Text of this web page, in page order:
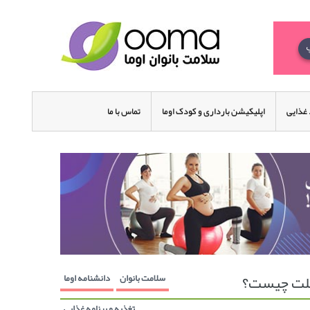
اپلیکیشن بارداری و کودک اوما تماس با ما
چیست؟ دانشنامه اوما سلامت بانوان